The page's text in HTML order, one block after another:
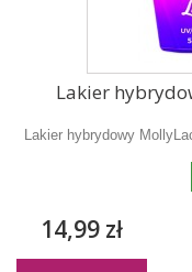
Lakier
Lakier hybrydowy
14,99 zł